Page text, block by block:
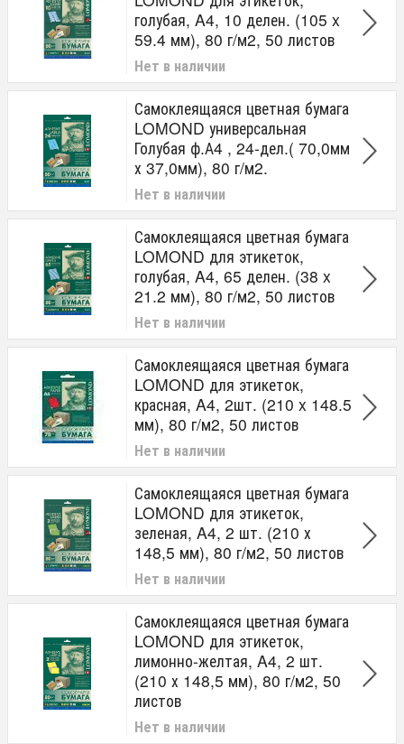
голубая, A4, 10 делен. (105 x
59.4 мм), 80 г/м2, 50 листов
Нет в наличии
Самоклеящаяся цветная бумага
LOMOND универсальная
Голубая ф.А4 , 24-дел.( 70,0мм
х 37,0мм), 80 г/м2.
Нет в наличии
Самоклеящаяся цветная бумага
LOMOND для этикеток,
голубая, A4, 65 делен. (38 x
21.2 мм), 80 г/м2, 50 листов
Нет в наличии
Самоклеящаяся цветная бумага
LOMOND для этикеток,
красная, A4, 2шт. (210 x 148.5
мм), 80 г/м2, 50 листов
Нет в наличии
Самоклеящаяся цветная бумага
LOMOND для этикеток,
зеленая, A4, 2 шт. (210 х
148,5 мм), 80 г/м2, 50 листов
Нет в наличии
Самоклеящаяся цветная бумага
LOMOND для этикеток,
лимонно-желтая, A4, 2 шт.
(210 х 148,5 мм), 80 г/м2, 50
листов
Нет в наличии